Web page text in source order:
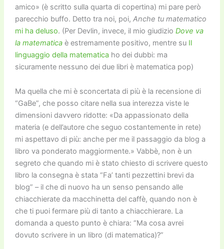
amico» (è scritto sulla quarta di copertina) mi pare però
parecchio buffo. Detto tra noi, poi, Anche tu matematico
mi ha deluso. (Per Devlin, invece, il mio giudizio Dove va
la matematicaè estremamente positivo, mentre su Il
linguaggio della matematica ho dei dubbi: ma
sicuramente nessuno dei due libri è matematica pop)
Ma quella che mi è sconcertata di più è la recensione di
“GaBe”, che posso citare nella sua interezza viste le
dimensioni davvero ridotte: «Da appassionato della
materia (e dell’autore che seguo costantemente in rete)
mi aspettavo di più: anche per me il passaggio da blog a
libro va ponderato maggiormente.» Vabbè, non è un
segreto che quando mi è stato chiesto di scrivere questo
libro la consegna è stata “Fa’ tanti pezzettini brevi da
blog” – il che di nuovo ha un senso pensando alle
chiacchierate da macchinetta del caffè, quando non è
che ti puoi fermare più di tanto a chiacchierare. La
domanda a questo punto è chiara: “Ma cosa avrei
dovuto scrivere in un libro (di matematica)?”